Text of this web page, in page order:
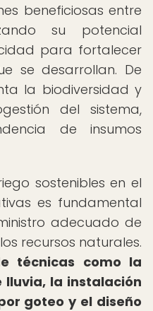
beneficiosas entre
su potencial
para fortalecer
se desarrollan. De
la biodiversidad y
del sistema,
de insumos
sostenibles en el
es fundamental
adecuado de
recursos naturales.
técnicas como la
la instalación
goteo y el diseño